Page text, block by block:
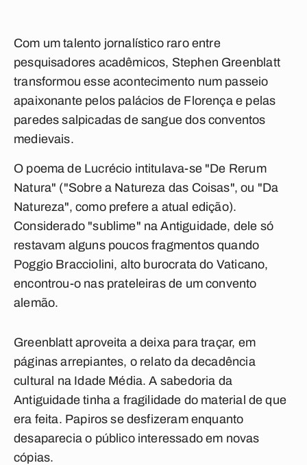
Com um talento jornalístico raro entre
pesquisadores acadêmicos, Stephen Greenblatt
transformou esse acontecimento num passeio
apaixonante pelos palácios de Florença e pelas
paredes salpicadas de sangue dos conventos
medievais.
O poema de Lucrécio intitulava-se "De Rerum
Natura" ("Sobre a Natureza das Coisas", ou "Da
Natureza", como prefere a atual edição).
Considerado "sublime" na Antiguidade, dele só
restavam alguns poucos fragmentos quando
Poggio Bracciolini, alto burocrata do Vaticano,
encontrou-o nas prateleiras de um convento
alemão.
Greenblatt aproveita a deixa para traçar, em
páginas arrepiantes, o relato da decadência
cultural na Idade Média. A sabedoria da
Antiguidade tinha a fragilidade do material de que
era feita. Papiros se desfizeram enquanto
desaparecia o público interessado em novas
cópias.